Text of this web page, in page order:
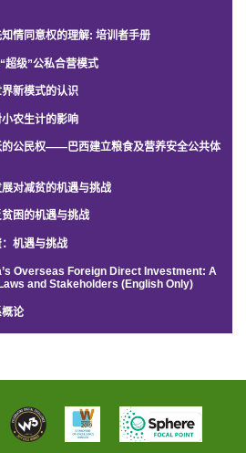
情同意权的理解: 培训者手册
超级”公私合营模式
新模式的认识
农生计的影响
的公民权——巴西建立粮食及营养安全公共体
对减贫的机遇与挑战
困的机遇与挑战
机遇与挑战
Overseas Foreign Direct Investment: A
and Stakeholders (English Only)
论